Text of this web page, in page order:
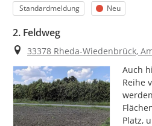
Kategorie
Standardmeldung Status
Neu
2. Feldweg
Ort
33378 Rheda-Wiedenbrück,
Auch
Reihe
Platz,